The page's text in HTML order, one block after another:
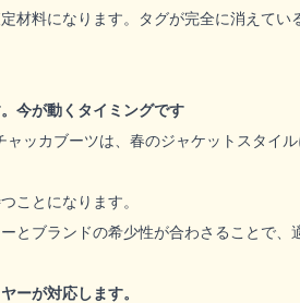
材料になります。タグが完全に消えて
今が動くタイミングです
ッカブーツは、春のジャケットスタイ
ことになります。
とブランドの希少性が合わさることで、
ーが対応します。